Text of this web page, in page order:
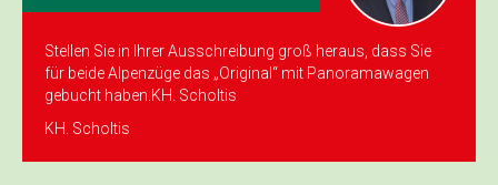
Stellen Sie in Ihrer Ausschreibung groß heraus, dass Sie
für beide Alpenzüge das „Original“ mit Panoramawagen
gebucht haben.KH. Scholtis
KH. Scholtis